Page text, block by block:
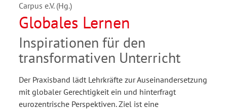
Carpus e.V. (Hg.)
Globales Lernen
Inspirationen für den
transformativen Unterricht
Der Praxisband lädt Lehrkräfte zur Auseinandersetzung
mit globaler Gerechtigkeit ein und hinterfragt
eurozentrische Perspektiven. Ziel ist eine